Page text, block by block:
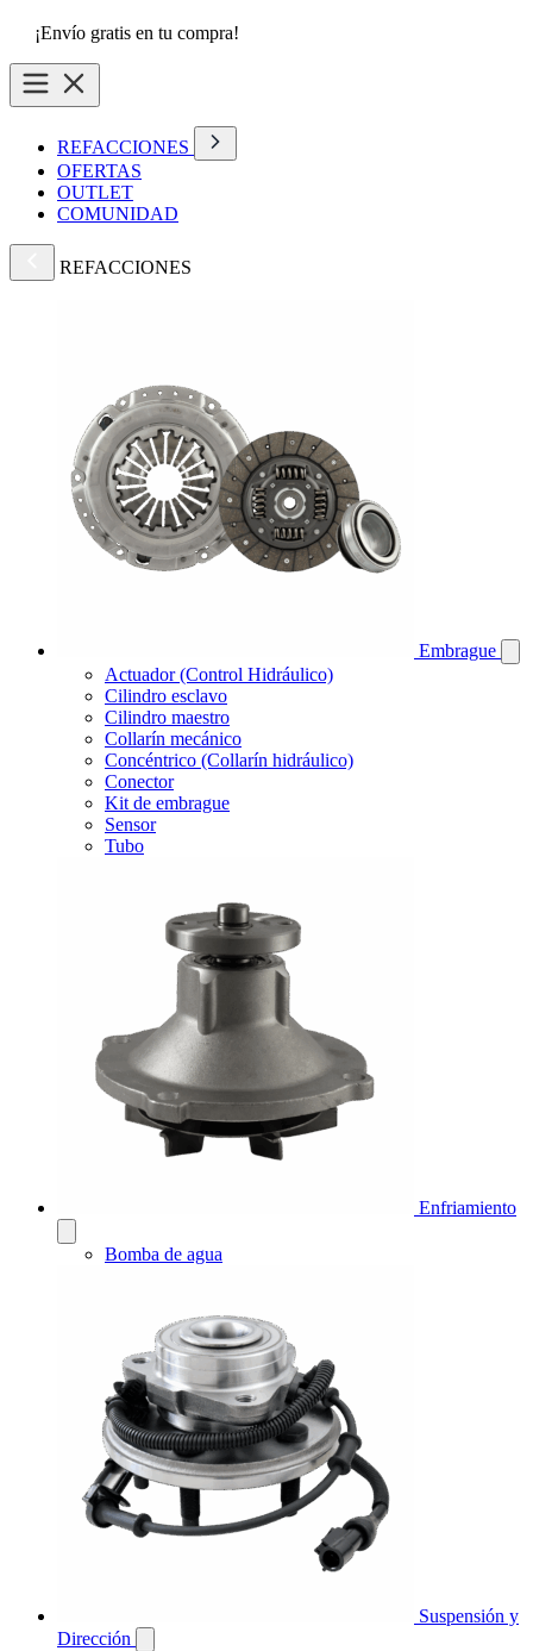
¡Envío gratis en tu compra!
REFACCIONES
OFERTAS
OUTLET
COMUNIDAD
REFACCIONES
Embrague
Actuador (Control Hidráulico)
Cilindro esclavo
Cilindro maestro
Collarín mecánico
Concéntrico (Collarín hidráulico)
Conector
Kit de embrague
Sensor
Tubo
Enfriamiento
Bomba de agua
Suspensión y
Dirección